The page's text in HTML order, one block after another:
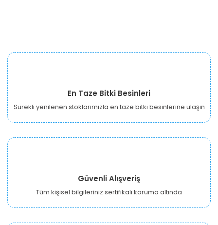
En Taze Bitki Besinleri
Sürekli yenilenen stoklarımızla en taze bitki besinlerine ulaşın
Güvenli Alışveriş
Tüm kişisel bilgileriniz sertifikalı koruma altında